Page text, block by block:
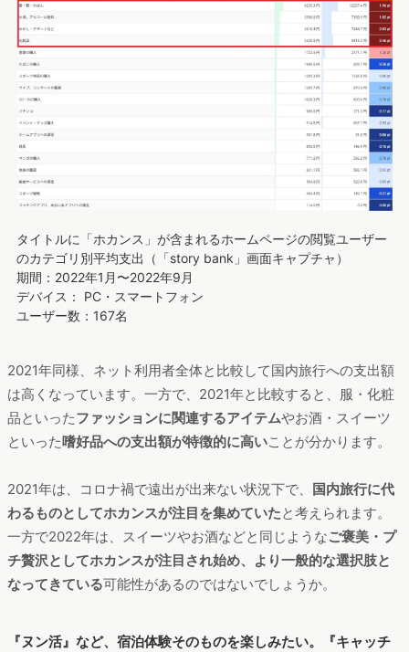
タイトルに「ホカンス」が含まれるホームページの閲覧ユーザー
のカテゴリ別平均支出（「story bank」画面キャプチャ）
期間：2022年1月〜2022年9月
デバイス： PC・スマートフォン
ユーザー数：167名
2021年同様、ネット利用者全体と比較して国内旅行への支出額
は高くなっています。一方で、2021年と比較すると、服・化粧
品といったファッションに関連するアイテムやお酒・スイーツ
といった嗜好品への支出額が特徴的に高いことが分かります。
2021年は、コロナ禍で遠出が出来ない状況下で、 国内旅行に代
わるものとしてホカンスが注目を集めていたと考えられます。
一方で2022年は、スイーツやお酒などと同じようなご褒美・プ
チ贅沢としてホカンスが注目され始め、より一般的な選択肢と
なってきている可能性があるのではないでしょうか。
『ヌン活』など、宿泊体験そのものを楽しみたい。『キャッチ